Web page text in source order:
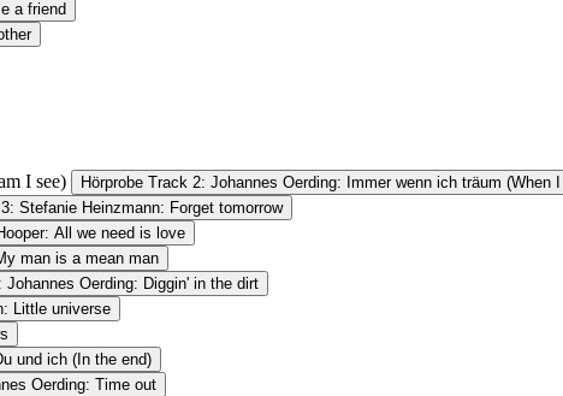
a friend
I see) Hörprobe Track 2: Johannes Oerding: Immer wenn ich träum (When
Stefanie Heinzmann: Forget tomorrow
All we need is love
man is a mean man
Johannes Oerding: Diggin' in the dirt
Little universe
und ich (In the end)
Oerding: Time out